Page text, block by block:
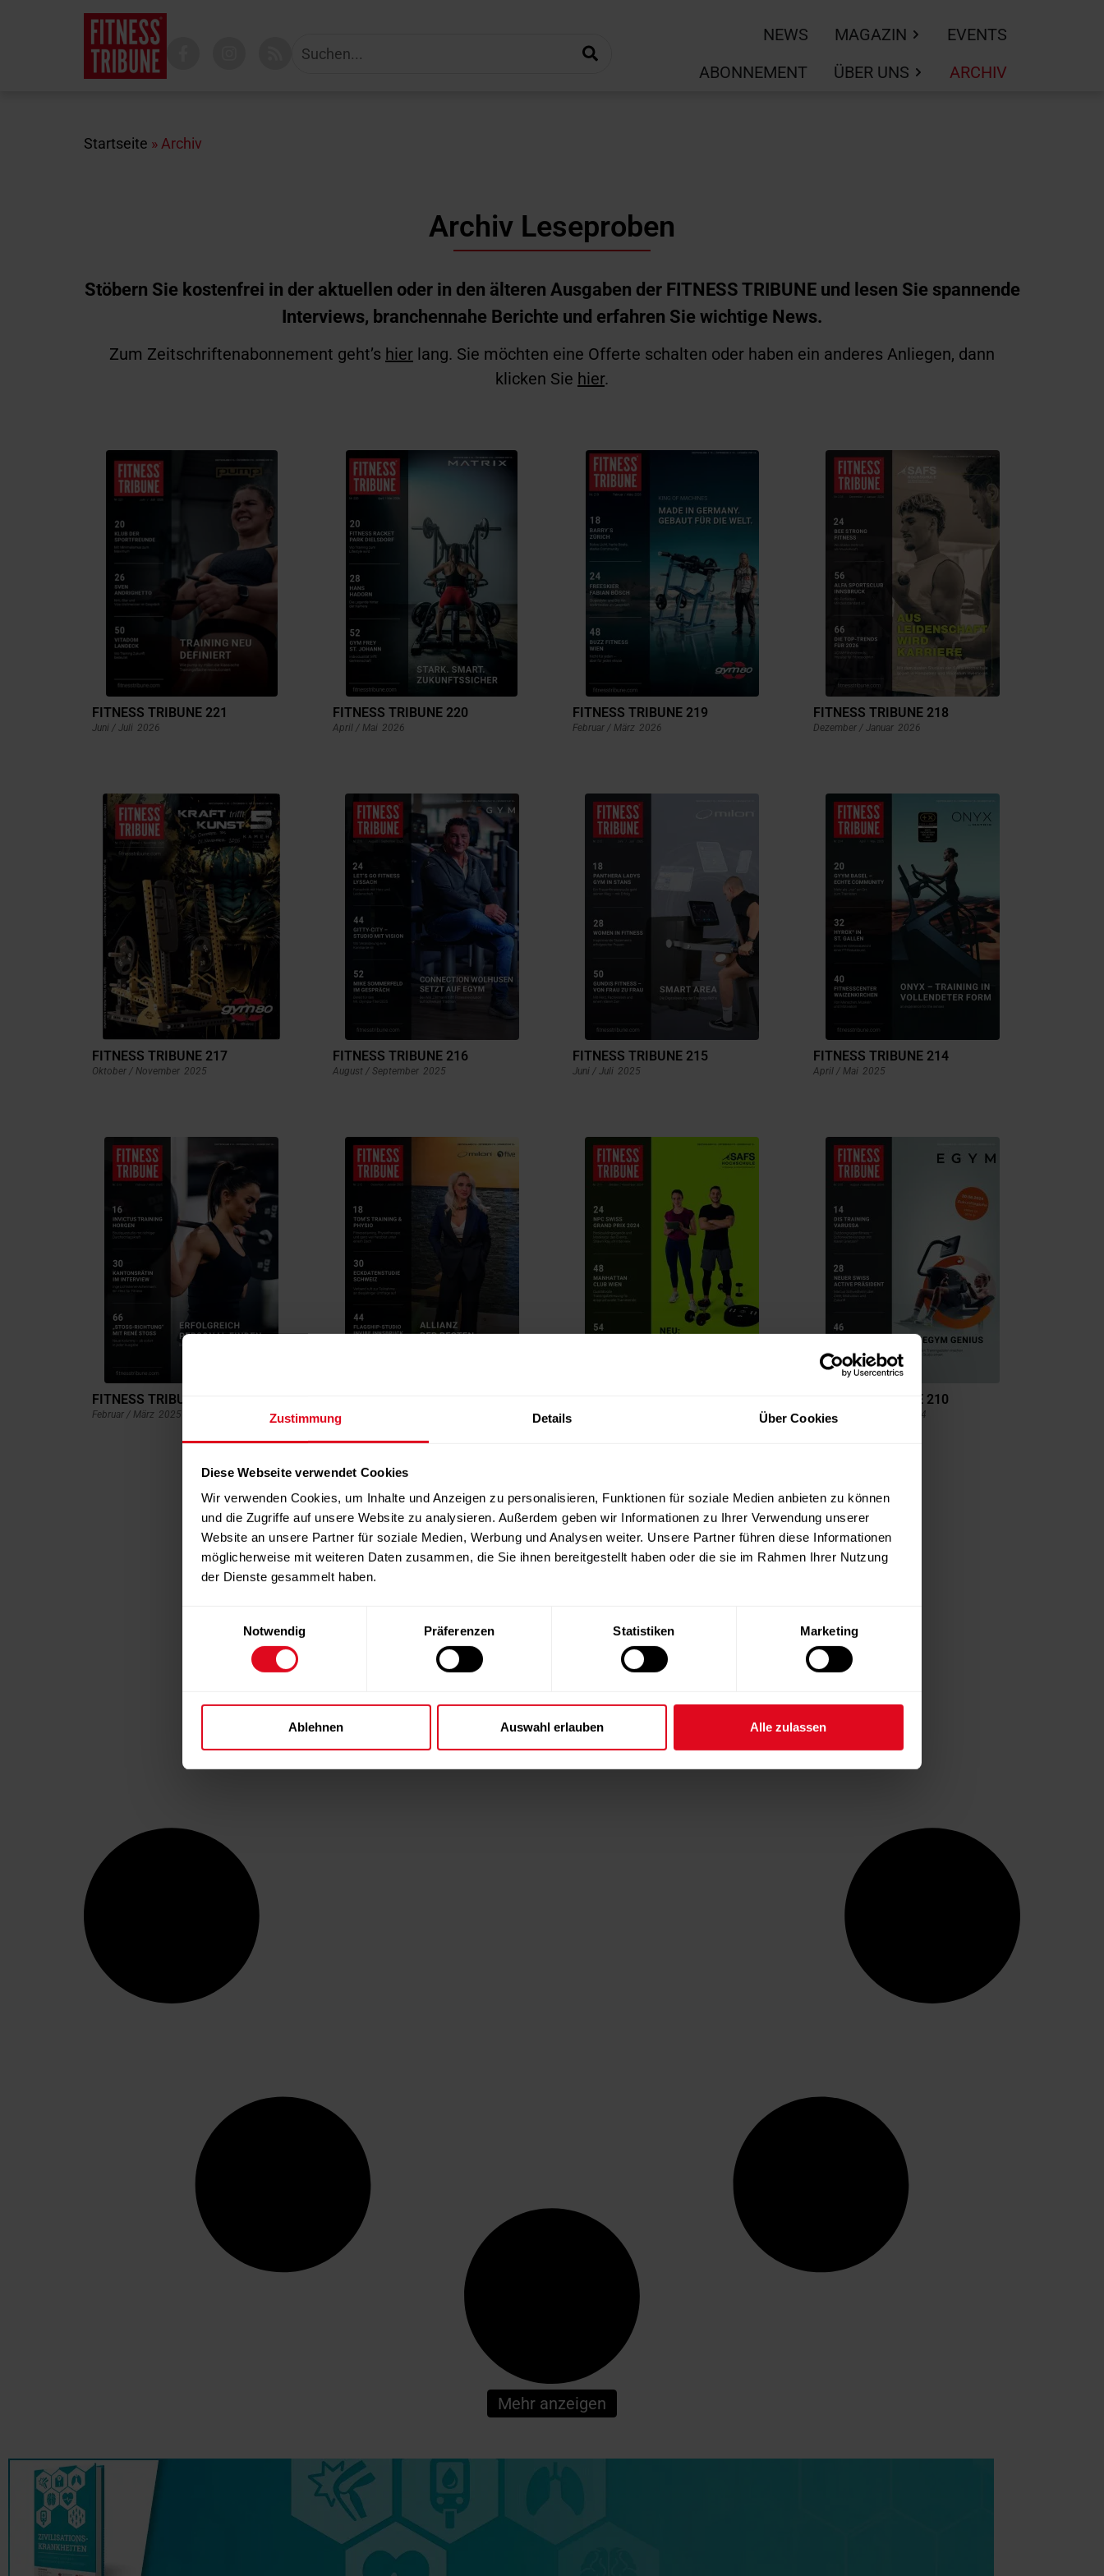
Zustimmung Details Über Cookies
Diese Webseite verwendet Cookies
Wir verwenden Cookies, um Inhalte und Anzeigen zu personalisieren, Funktionen für soziale Medien anbieten zu können
und die Zugriffe auf unsere Website zu analysieren. Außerdem geben wir Informationen zu Ihrer Verwendung unserer
Website an unsere Partner für soziale Medien, Werbung und Analysen weiter. Unsere Partner führen diese Informationen
möglicherweise mit weiteren Daten zusammen, die Sie ihnen bereitgestellt haben oder die sie im Rahmen Ihrer Nutzung
der Dienste gesammelt haben.
Notwendig
Präferenzen Statistiken Marketing
Ablehnen Auswahl erlauben Alle zulassen
NEWS MAGAZIN
EVENTS
ABONNEMENT
ÜBER UNS ARCHIV
Startseite » Archiv
Archiv Leseproben
Stöbern Sie kostenfrei in der aktuellen oder in den älteren Ausgaben der FITNESS TRIBUNE und lesen Sie spannende
Interviews, branchennahe Berichte und erfahren Sie wichtige News.
Zum Zeitschriftenabonnement geht’s hier lang. Sie möchten eine Offerte schalten oder haben ein anderes Anliegen, dann
klicken Sie hier.
FITNESS TRIBUNE 221
Juni / Juli 2026
FITNESS TRIBUNE 220
April / Mai 2026
FITNESS TRIBUNE 219
Februar / März 2026
FITNESS TRIBUNE 218
Dezember / Januar 2026
FITNESS TRIBUNE 217
Oktober / November 2025
FITNESS TRIBUNE 216
August / September 2025
FITNESS TRIBUNE 215
Juni / Juli 2025
FITNESS TRIBUNE 214
April / Mai 2025
FITNESS TRIBUNE 213
Februar / März 2025 Dezember / Januar
FITNESS TRIBUNE 210
August / September 2024
Mehr anzeigen